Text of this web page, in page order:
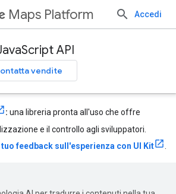
Maps Platform Accedi
API
vendite
: una libreria pronta all'uso che offre
e il controllo agli sviluppatori.
feedback sull'esperienza con UI Kit .